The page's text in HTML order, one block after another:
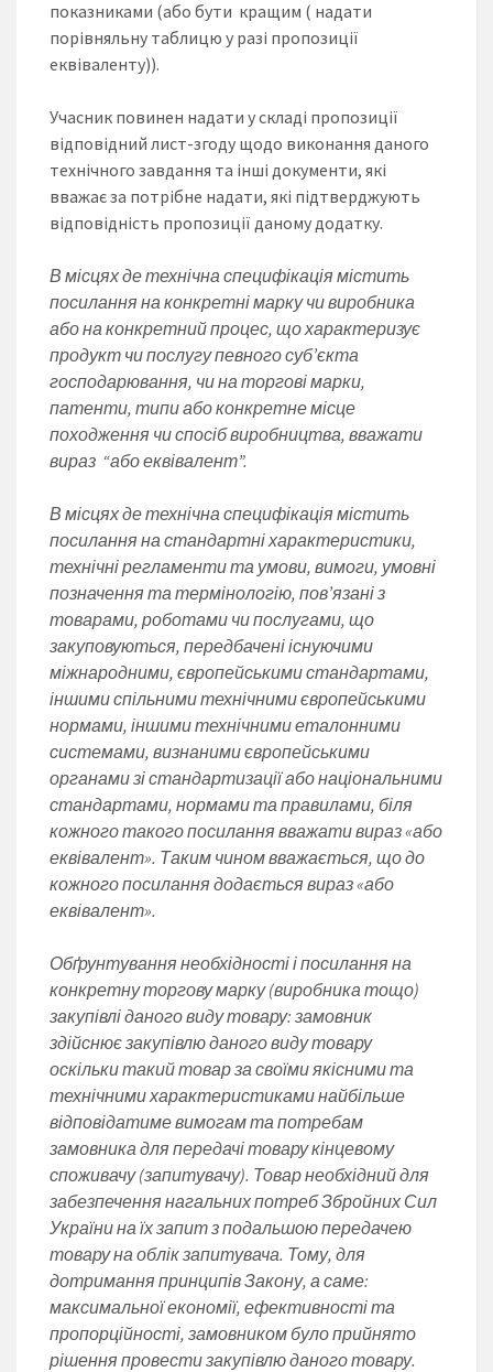
показниками (або бути кращим ( надати
порівняльну таблицю у разі пропозиції
еквіваленту)).
Учасник повинен надати у складі пропозиції
відповідний лист-згоду щодо виконання даного
технічного завдання та інші документи, які
вважає за потрібне надати, які підтверджують
відповідність пропозиції даному додатку.
В місцях де технічна специфікація містить
посилання на конкретні марку чи виробника
або на конкретний процес, що характеризує
продукт чи послугу певного суб’єкта
господарювання, чи на торгові марки,
патенти, типи або конкретне місце
походження чи спосіб виробництва, вважати
вираз “або еквівалент”.
В місцях де технічна специфікація містить
посилання на стандартні характеристики,
технічні регламенти та умови, вимоги, умовні
позначення та термінологію, пов’язані з
товарами, роботами чи послугами, що
закуповуються, передбачені існуючими
міжнародними, європейськими стандартами,
іншими спільними технічними європейськими
нормами, іншими технічними еталонними
системами, визнаними європейськими
органами зі стандартизації або національними
стандартами, нормами та правилами, біля
кожного такого посилання вважати вираз «або
еквівалент». Таким чином вважається, що до
кожного посилання додається вираз «або
еквівалент».
Обґрунтування необхідності і посилання на
конкретну торгову марку (виробника тощо)
закупівлі даного виду товару: замовник
здійснює закупівлю даного виду товару
оскільки такий товар за своїми якісними та
технічними характеристиками найбільше
відповідатиме вимогам та потребам
замовника для передачі товару кінцевому
споживачу (запитувачу). Товар необхідний для
забезпечення нагальних потреб Збройних Сил
України на їх запит з подальшою передачею
товару на облік запитувача. Тому, для
дотримання принципів Закону, а саме:
максимальної економії, ефективності та
пропорційності, замовником було прийнято
рішення провести закупівлю даного товару.